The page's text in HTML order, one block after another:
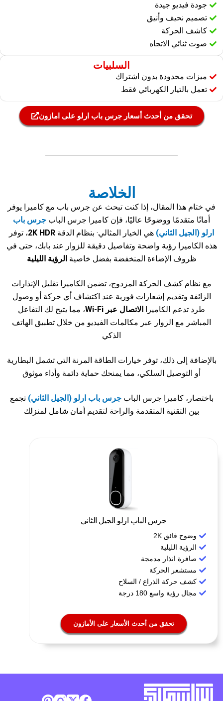
جودة فيديو جيدة
تصميم نحيف وأنيق
كاشف الحركة
صوت ثنائي الاتجاه
السلبيات
ميزات محدودة بدون اشتراك
تعمل بالتيار الكهربائي فقط
تحقق من أحدث أسعار جرس باب ارلو على امازون
الخلاصة
في ختام هذا المقال، إذا كنت تبحث عن جرس باب مع كاميرا يوفر
أمانًا متقدمًا ووضوحًا عاليًا، فإن كاميرا جرس الباب جرس باب
ارلو (الجيل الثاني) هي الخيار المثالي· بنظام الدقة 2K HDR، توفر
هذه الكاميرا رؤية واضحة وتفاصيل دقيقة للزوار عند بابك، حتى في
ظروف الإضاءة المنخفضة بفضل خاصيةالرؤية الليلية
مع نظام كشف الحركة المزدوج، تضمن الكاميرا تقليل الإنذارات
الزائفة وتقديم إشعارات فورية عند اكتشاف أي حركة أو وصول
طرد تدعم الكاميرا الاتصال عبر Wi-Fi
، مما يتيح لك التفاعل
المباشر مع الزوار عبر مكالمات الفيديو من خلال تطبيق الهاتف
الذكي
بالإضافة إلى ذلك، توفر خيارات الطاقة المرنة التي تشمل البطارية
أو التوصيل السلكي، مما يمنحك حماية دائمة وأداء موثوق
باختصار، كاميرا جرس البابجرس باب ارلو (الجيل الثاني) تجمع
بين التقنية المتقدمة والراحة لتقديم أمان شامل لمنزلك
جرس الباب ارلو الجيل الثاني​
وضوح فائق 2K
الرؤية الليلية
صافرة انذار مدمجة
مستشعر الحركة
كشف حركة الذراع / السلاح
مجال رؤية واسع 180 درجة
تحقق من أحدث الأسعار على الأمازون